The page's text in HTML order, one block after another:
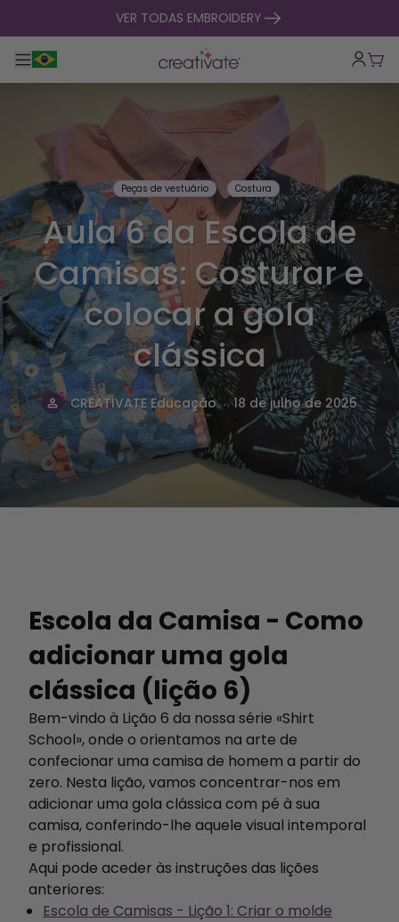
saltar para o conteúdoVER TODAS EMBROIDERY
Alternar entre navegação principal
Peças de vestuário Costura
Aula 6 da Escola de
Camisas: Costurar e
colocar a gola
clássica
CREATIVATE Educação . 18 de julho de 2025
Escola da Camisa - Como
adicionar uma gola
clássica (lição 6)
Bem-vindo à Lição 6 da nossa série «Shirt
School», onde o orientamos na arte de
confecionar uma camisa de homem a partir do
zero. Nesta lição, vamos concentrar-nos em
adicionar uma gola clássica com pé à sua
camisa, conferindo-lhe aquele visual intemporal
e profissional.
Aqui pode aceder às instruções das lições
anteriores:
Escola de Camisas - Lição 1: Criar o molde